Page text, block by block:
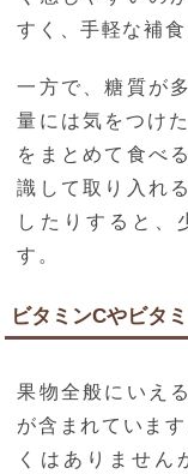
すく、手軽な補
一方で、糖質が
量には気をつけ
をまとめて食べ
識して取り入れ
したりすると、
す。
ビタミンCやビタ
果物全般にいえ
が含まれていま
くはありません